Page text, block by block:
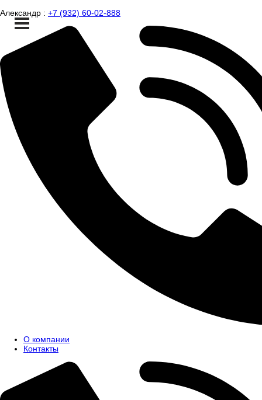
Александр : +7 (932) 60-02-888
О компании
Контакты